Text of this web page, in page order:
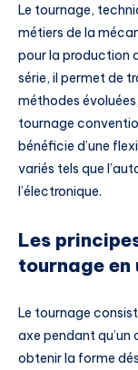
Le tournage,
métiers de la
pour la production
série, il permet de
méthodes
tournage
bénéficie d’une
variés tels que
l’électronique.
Les
tournage en
Le tournage
axe pendant qu’un
obtenir la forme